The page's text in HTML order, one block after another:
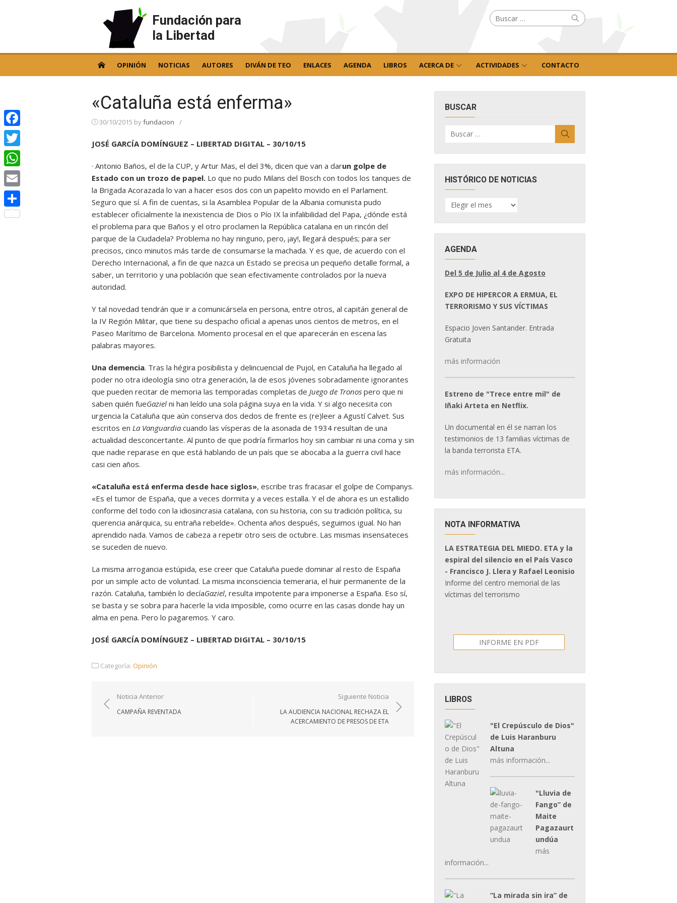
Fundación para
la Libertad
Buscar
por: Buscar
OPINIÓN NOTICIAS AUTORES DIVÁN DE TEO ENLACES AGENDA LIBROS ACERCA DE ACTIVIDADES CONTACTO
«Cataluña está enferma»
30/10/2015 byfundacion /
JOSÉ GARCÍA DOMÍNGUEZ – LIBERTAD DIGITAL – 30/10/15
· Antonio Baños, el de la CUP, y Artur Mas, el del 3%, dicen que van a darun golpe de
Estado con un trozo de papel. Lo que no pudo Milans del Bosch con todos los tanques de
la Brigada Acorazada lo van a hacer esos dos con un papelito movido en el Parlament.
Seguro que sí. A fin de cuentas, si la Asamblea Popular de la Albania comunista pudo
establecer oficialmente la inexistencia de Dios o Pío IX la infalibilidad del Papa, ¿dónde está
el problema para que Baños y el otro proclamen la República catalana en un rincón del
parque de la Ciudadela? Problema no hay ninguno, pero, ¡ay!, llegará después; para ser
precisos, cinco minutos más tarde de consumarse la machada. Y es que, de acuerdo con el
Derecho Internacional, a fin de que nazca un Estado se precisa un pequeño detalle formal, a
saber, un territorio y una población que sean efectivamente controlados por la nueva
autoridad.
Y tal novedad tendrán que ir a comunicársela en persona, entre otros, al capitán general de
la IV Región Militar, que tiene su despacho oficial a apenas unos cientos de metros, en el
Paseo Marítimo de Barcelona. Momento procesal en el que aparecerán en escena las
palabras mayores.
Una demencia. Tras la hégira posibilista y delincuencial de Pujol, en Cataluña ha llegado al
poder no otra ideología sino otra generación, la de esos jóvenes sobradamente ignorantes
que pueden recitar de memoria las temporadas completas de Juego de Tronos pero que ni
saben quién fueGaziel ni han leído una sola página suya en la vida. Y si algo necesita con
urgencia la Cataluña que aún conserva dos dedos de frente es (re)leer a Agustí Calvet. Sus
escritos en La Vanguardia cuando las vísperas de la asonada de 1934 resultan de una
actualidad desconcertante. Al punto de que podría firmarlos hoy sin cambiar ni una coma y sin
que nadie reparase en que está hablando de un país que se abocaba a la guerra civil hace
casi cien años.
«Cataluña está enferma desde hace siglos», escribe tras fracasar el golpe de Companys.
«Es el tumor de España, que a veces dormita y a veces estalla. Y el de ahora es un estallido
conforme del todo con la idiosincrasia catalana, con su historia, con su tradición política, su
querencia anárquica, su entraña rebelde». Ochenta años después, seguimos igual. No han
aprendido nada. Vamos de cabeza a repetir otro seis de octubre. Las mismas insensateces
se suceden de nuevo.
La misma arrogancia estúpida, ese creer que Cataluña puede dominar al resto de España
por un simple acto de voluntad. La misma inconsciencia temeraria, el huir permanente de la
razón. Cataluña, también lo decíaGaziel, resulta impotente para imponerse a España. Eso sí,
se basta y se sobra para hacerle la vida imposible, como ocurre en las casas donde hay un
alma en pena. Pero lo pagaremos. Y caro.
JOSÉ GARCÍA DOMÍNGUEZ – LIBERTAD DIGITAL – 30/10/15
Categoría: Opinión
Navegación
de
Noticia Anterior
CAMPAÑA REVENTADA
Siguiente Noticia
LA AUDIENCIA NACIONAL RECHAZA EL
ACERCAMIENTO DE PRESOS DE ETA
BUSCAR
por:
HISTÓRICO DE NOTICIAS
HISTÓRICO
DE
AGENDA
Del 5 de Julio al 4 de Agosto
EXPO DE HIPERCOR A ERMUA, EL
TERRORISMO Y SUS VÍCTIMAS
Espacio Joven Santander. Entrada
Gratuita
más información
Estreno de "Trece entre mil" de
Iñaki Arteta en Netflix.
Un documental en él se narran los
testimonios de 13 familias víctimas de
la banda terrorista ETA.
más información...
NOTA INFORMATIVA
LA ESTRATEGIA DEL MIEDO. ETA y la
espiral del silencio en el País Vasco
- Francisco J. Llera y Rafael Leonisio
Informe del centro memorial de las
víctimas del terrorismo
INFORME EN PDF
LIBROS
"El Crepúsculo de Dios"
de Luis Haranburu
Altuna
más información...
"Lluvia de
Fango” de
Maite
Pagazaurt
undúa
más
información...
“La mirada sin ira” de
Facebook
Twitter
WhatsApp
Email
Compartir